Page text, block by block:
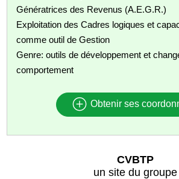
Génératrices des Revenus (A.E.G.R.)
Exploitation des Cadres logiques et
comme outil de Gestion
Genre: outils de développement et
comportement
Obtenir ses
CVBTP
un site du groupe